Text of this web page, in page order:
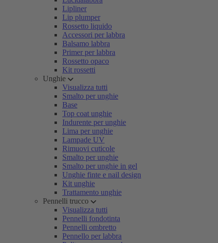
Lipliner
Lip plumper
Rossetto liquido
Accessori per labbra
Balsamo labbra
Primer per labbra
Rossetto opaco
Kit rossetti
Unghie
Visualizza tutti
Smalto per unghie
Base
Top coat unghie
Indurente per unghie
Lima per unghie
Lampade UV
Rimuovi cuticole
Smalto per unghie
Smalto per unghie in gel
Unghie finte e nail design
Kit unghie
Trattamento unghie
Pennelli trucco
Visualizza tutti
Pennelli fondotinta
Pennelli ombretto
Pennello per labbra